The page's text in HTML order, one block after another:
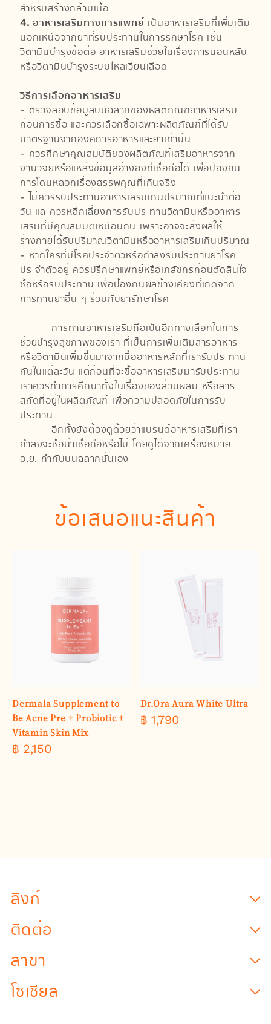
สำหรับสร้างกล้ามเนื้อ
4. อาหารเสริมทางการแพทย์ เป็นอาหารเสริมที่เพิ่มเติม
นอกเหนือจากยาที่รับประทานในการรักษาโรค เช่น
วิตามินบำรุงข้อต่อ อาหารเสริมช่วยในเรื่องการนอนหลับ
หรือวิตามินบำรุงระบบไหลเวียนเลือด
วิธีการเลือกอาหารเสริม
- ตรวจสอบข้อมูลบนฉลากของผลิตภัณฑ์อาหารเสริม
ก่อนการซื้อ และควรเลือกซื้อเฉพาะผลิตภัณฑ์ที่ได้รับ
มาตรฐานจากองค์การอาหารและยาเท่านั้น
- ควรศึกษาคุณสมบัติของผลิตภัณฑ์เสริมอาหารจาก
งานวิจัยหรือแหล่งข้อมูลอ้างอิงที่เชื่อถือได้ เพื่อป้องกัน
การโดนหลอกเรื่องสรรพคุณที่เกินจริง
- ไม่ควรรับประทานอาหารเสริมเกินปริมาณที่แนะนำต่อ
วัน และควรหลีกเลี่ยงการรับประทานวิตามินหรืออาหาร
เสริมที่มีคุณสมบัติเหมือนกัน เพราะอาจจะส่งผลให้
ร่างกายได้รับปริมาณวิตามินหรืออาหารเสริมเกินปริมาณ
- หากใครที่มีโรคประจำตัวหรือกำลังรับประทานยาโรค
ประจำตัวอยู่ ควรปรึกษาแพทย์หรือเภสัชกรก่อนตัดสินใจ
ซื้อหรือรับประทาน เพื่อป้องกันผลข้างเคียงที่เกิดจาก
การทานยาอื่น ๆ ร่วมกับยารักษาโรค
การทานอาหารเสริมถือเป็นอีกทางเลือกในการ
ช่วยบำรุงสุขภาพของเรา ที่เป็นการเพิ่มเติมสารอาหาร
หรือวิตามินเพิ่มขึ้นมาจากมื้ออาหารหลักที่เรารับประทาน
กันในแต่ละวัน แต่ก่อนที่จะซื้ออาหารเสริมมารับประทาน
เราควรทำการศึกษาทั้งในเรื่องของส่วนผสม หรือสาร
สกัดที่อยู่ในผลิตภัณฑ์ เพื่อความปลอดภัยในการรับ
ประทาน
อีกทั้งยังต้องดูด้วยว่าแบรนด์อาหารเสริมที่เรา
กำลังจะซื้อน่าเชื่อถือหรือไม่ โดยดูได้จากเครื่องหมาย
อ.ย. กำกับบนฉลากนั่นเอง
ข้อเสนอแนะสินค้า
Dermala Supplement to
Be Acne Pre + Probiotic +
Vitamin Skin Mix
฿ 2,150
Dr.Ora Aura White Ultra
฿ 1,790
ลิงก์
ติดต่อ
สาขา
โซเชียล